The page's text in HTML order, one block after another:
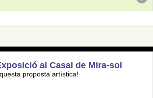
al Casal de Mira-sol
proposta artística!